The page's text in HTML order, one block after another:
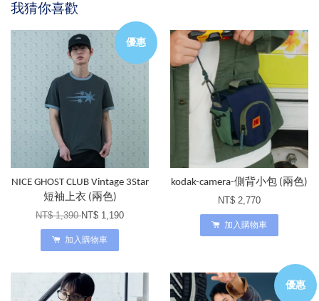
我猜你喜歡
優惠
NICE GHOST CLUB Vintage 3Star
短袖上衣 (兩色)
NT$ 1,390NT$ 1,190
加入購物車
kodak-camera-側背小包 (兩色)
NT$ 2,770
加入購物車
優惠